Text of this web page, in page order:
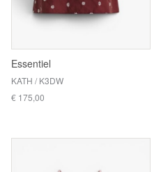
Essentiel
KATH / K3DW
€ 175,00